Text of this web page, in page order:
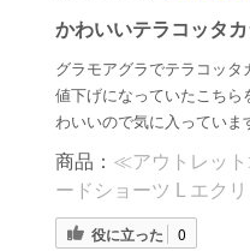
かわいいテラコッタカ
グラモアグラでテラコッタ
値下げになっていたこちら
わいいので気に入っていま
商品： ≪アウトレッ
ードショーツ L エク
役に立った 0